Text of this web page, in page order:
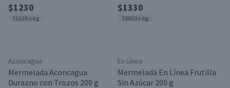
$1230
$6150 x kg
Aconcagua
Mermelada Aconcagua
Durazno con Trozos 200 g
$1330
$6650 x kg
En Línea
Mermelada En Línea Frutilla
Sin Azúcar 200 g